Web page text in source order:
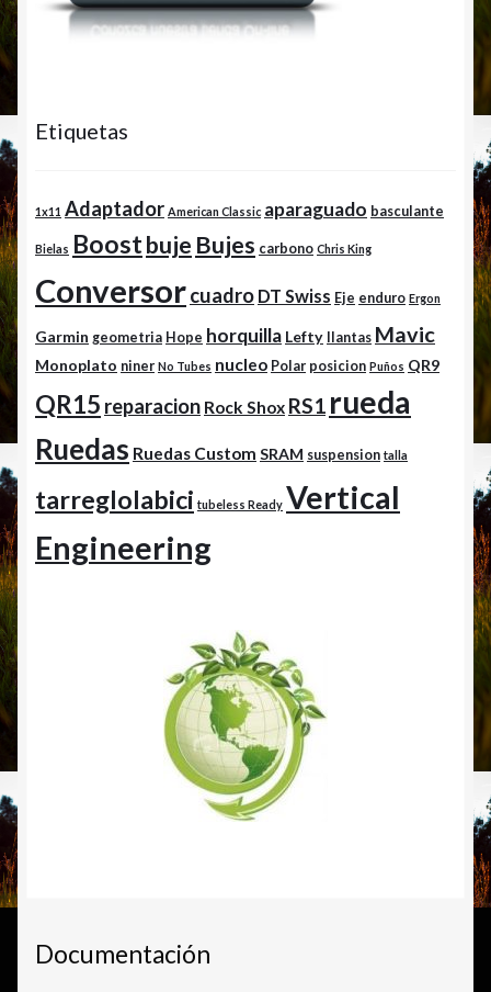
Etiquetas
1x11 Adaptador American Classic aparaguado basculante
Bielas Boostbuje Bujes carbono Chris King
Conversorcuadro DT Swiss Eje enduro Ergon
Garmin geometria Hope horquilla Lefty llantas Mavic
Monoplato niner No Tubes nucleo Polar posicion Puños QR9
QR15 reparacion Rock Shox RS1 rueda
Ruedas Ruedas Custom SRAM suspension talla
tarreglolabici tubeless Ready Vertical
Engineering
Documentación